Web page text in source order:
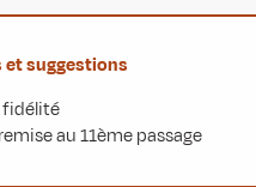
et suggestions
fidélité
au 11ème passage